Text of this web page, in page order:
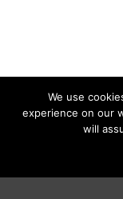
We use
experience on our
will